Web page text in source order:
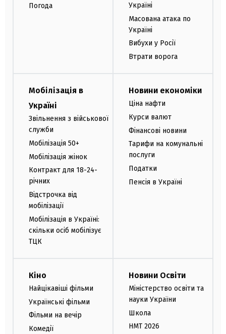
Погода
Україні
Масована атака по
Україні
Вибухи у Росії
Втрати ворога
Мобілізація в
Україні
Звільнення з військової
служби
Мобілізація 50+
Мобілізація жінок
Контракт для 18-24-
річних
Відстрочка від
мобілізації
Мобілізація в Україні:
скільки осіб мобілізує
ТЦК
Новини економіки
Ціна нафти
Курси валют
Фінансові новини
Тарифи на комунальні
послуги
Податки
Пенсія в Україні
Кіно
Найцікавіші фільми
Українські фільми
Фільми на вечір
Комедії
Новини Освіти
Міністерство освіти та
науки України
Школа
НМТ 2026